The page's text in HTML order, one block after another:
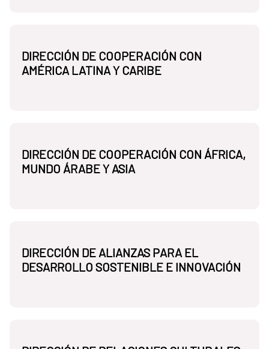
DIRECCIÓN DE COOPERACIÓN CON
AMÉRICA LATINA Y CARIBE
DIRECCIÓN DE COOPERACIÓN CON ÁFRICA,
MUNDO ÁRABE Y ASIA
DIRECCIÓN DE ALIANZAS PARA EL
DESARROLLO SOSTENIBLE E INNOVACIÓN